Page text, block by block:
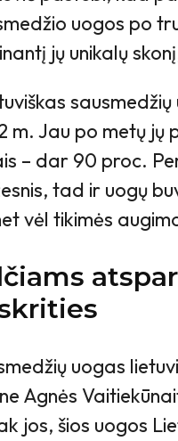
uogos po
jų unikalų
m. Jau po metų jų
– dar 90 proc.
tad ir uogų
vėl tikimės
uogas
Agnės
jos, šios uogos